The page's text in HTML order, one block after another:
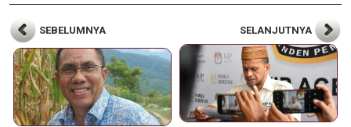
SEBELUMNYA SELANJUTNYA